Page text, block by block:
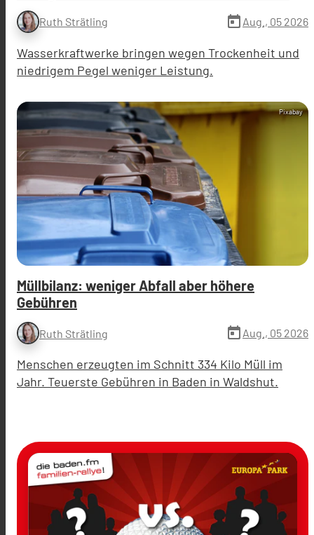
Ruth Strätling today Aug., 05 2026
Wasserkraftwerke bringen wegen Trockenheit und
niedrigem Pegel weniger Leistung.
Pixabay
Müllbilanz: weniger Abfall aber höhere
Gebühren
Ruth Strätling today Aug., 05 2026
Menschen erzeugten im Schnitt 334 Kilo Müll im
Jahr. Teuerste Gebühren in Baden in Waldshut.